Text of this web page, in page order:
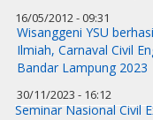
16/05/2012 - 09:31
Wisanggeni YSU
Ilmiah, Carnaval Civil
Bandar Lampung 2023
30/11/2023 - 16:12
Seminar Nasional Civil